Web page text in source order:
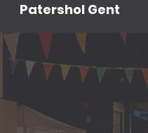
Patershol Gent